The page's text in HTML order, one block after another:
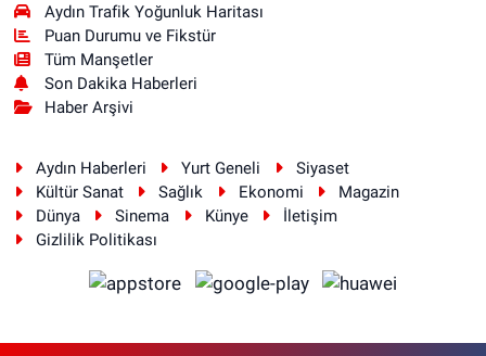
Aydın Trafik Yoğunluk Haritası
Puan Durumu ve Fikstür
Tüm Manşetler
Son Dakika Haberleri
Haber Arşivi
Aydın Haberleri Yurt Geneli
Siyaset
Kültür Sanat
Sağlık Ekonomi
Magazin
Dünya
Sinema Künye
İletişim
Gizlilik Politikası